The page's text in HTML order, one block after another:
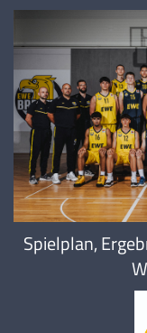
Ben Denkena
09.12.2005 |
Bennett Spree
29.07.2006 |
Spielplan,